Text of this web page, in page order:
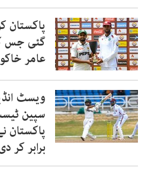
پاکستان
گئی جس
عامر
ویسٹ
سپین
برابر کر